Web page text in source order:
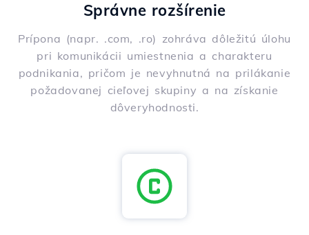
Správne rozšírenie
Prípona (napr. .com, .ro) zohráva dôležitú úlohu
pri komunikácii umiestnenia a charakteru
podnikania, pričom je nevyhnutná na prilákanie
požadovanej cieľovej skupiny a na získanie
dôveryhodnosti.